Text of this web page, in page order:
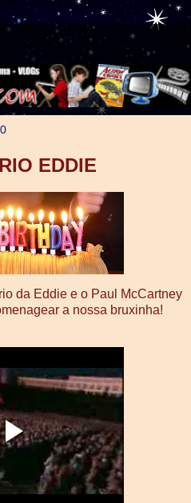
EDDIE
da Eddie e o Paul McCartney
a nossa bruxinha!